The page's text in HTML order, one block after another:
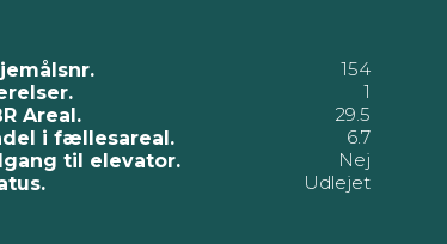
154
1
Areal.
29.5
i fællesareal.
6.7
til elevator.
Nej
Udlejet